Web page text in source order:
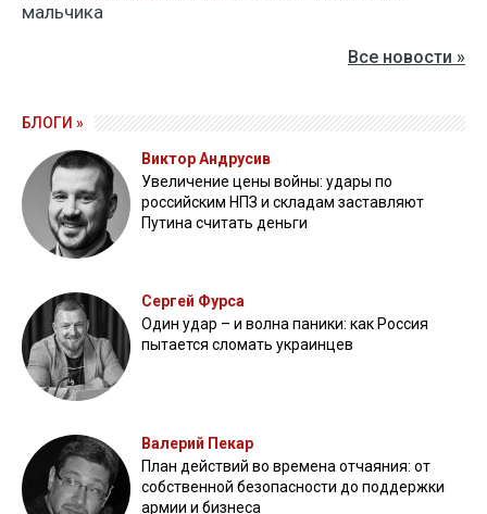
мальчика
Все новости »
БЛОГИ »
Виктор Андрусив
Увеличение цены войны: удары по
российским НПЗ и складам заставляют
Путина считать деньги
Сергей Фурса
Один удар – и волна паники: как Россия
пытается сломать украинцев
Валерий Пекар
План действий во времена отчаяния: от
собственной безопасности до поддержки
армии и бизнеса